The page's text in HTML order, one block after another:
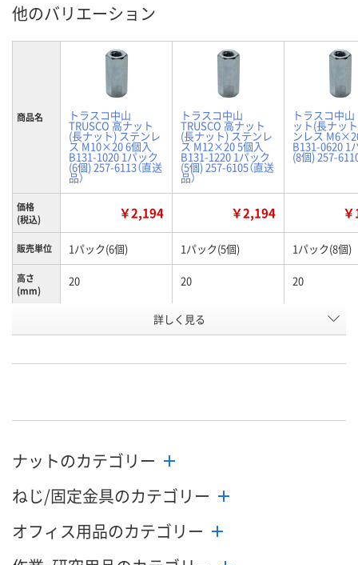
他のバリエーション
商品名 トラスコ中山
TRUSCO 高ナット
(長ナット) ステンレ
ス M10×20 6個入
B131-1020 1パック
(6個) 257-6113（直送
品）
トラスコ中山
TRUSCO 高ナット
(長ナット) ステンレ
ス M12×20 5個入
B131-1220 1パック
(5個) 257-6105（直送
品）
トラスコ中
ット(長ナッ
ンレス
B131-0620 1
(8個) 257-
価格
(税込)
￥2,194 ￥2,194
販売単位 1パック(6個) 1パック(5個) 1パック(8個)
高さ
(mm)
20 20 20
M12
号
お届け日 8月12日（水） 8月19日（水）まで 8月9日（日）
数量
カゴへ カゴへ
詳しく見る
ナットのカテゴリー
ねじ/固定金具のカテゴリー
オフィス用品のカテゴリー